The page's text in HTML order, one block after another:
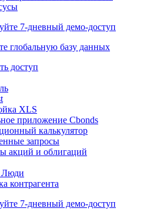
индексов Cbonds
7-дневный
глобальную базу данных
доступ
XLS
приложение Cbonds
калькулятор
запросы